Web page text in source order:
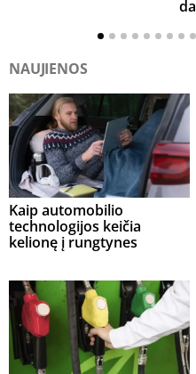
NAUJIENOS
Kaip automobilio
technologijos keičia
kelionę į rungtynes